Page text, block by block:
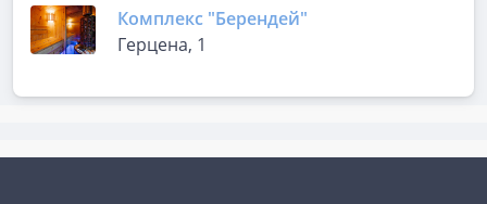
Комплекс "Берендей"
Герцена, 1